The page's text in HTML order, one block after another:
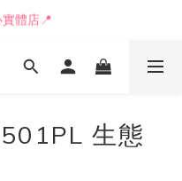
表格🖋️📒
體店📍
車送到💨
生態